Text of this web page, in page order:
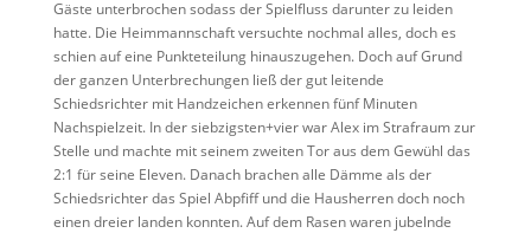
Gäste unterbrochen sodass der Spielfluss darunter zu leiden
hatte. Die Heimmannschaft versuchte nochmal alles, doch es
schien auf eine Punkteteilung hinauszugehen. Doch auf Grund
der ganzen Unterbrechungen ließ der gut leitende
Schiedsrichter mit Handzeichen erkennen fünf Minuten
Nachspielzeit. In der siebzigsten+vier war Alex im Strafraum zur
Stelle und machte mit seinem zweiten Tor aus dem Gewühl das
2:1 für seine Eleven. Danach brachen alle Dämme als der
Schiedsrichter das Spiel Abpfiff und die Hausherren doch noch
einen dreier landen konnten. Auf dem Rasen waren jubelnde